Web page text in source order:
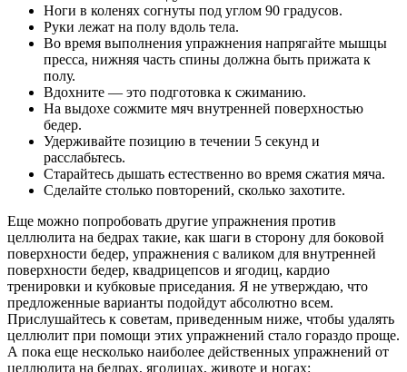
Ноги в коленях согнуты под углом 90 градусов.
Руки лежат на полу вдоль тела.
Во время выполнения упражнения напрягайте мышцы
пресса, нижняя часть спины должна быть прижата к
полу.
Вдохните — это подготовка к сжиманию.
На выдохе сожмите мяч внутренней поверхностью
бедер.
Удерживайте позицию в течении 5 секунд и
расслабьтесь.
Старайтесь дышать естественно во время сжатия мяча.
Сделайте столько повторений, сколько захотите.
Еще можно попробовать другие упражнения против
целлюлита на бедрах такие, как шаги в сторону для боковой
поверхности бедер, упражнения с валиком для внутренней
поверхности бедер, квадрицепсов и ягодиц, кардио
тренировки и кубковые приседания. Я не утверждаю, что
предложенные варианты подойдут абсолютно всем.
Прислушайтесь к советам, приведенным ниже, чтобы удалять
целлюлит при помощи этих упражнений стало гораздо проще.
А пока еще несколько наиболее действенных упражнений от
целлюлита на бедрах, ягодицах, животе и ногах: